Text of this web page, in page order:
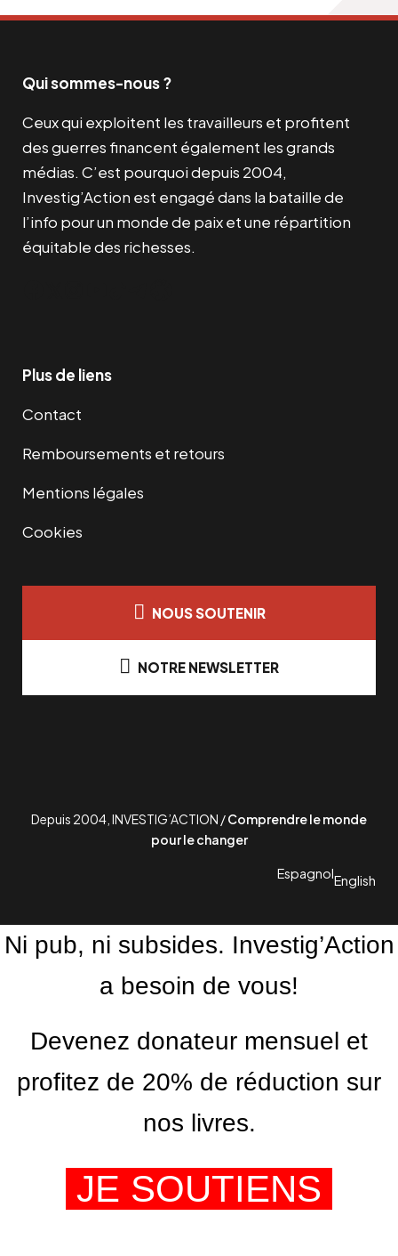
Qui sommes-nous ?
Ceux qui exploitent les travailleurs et profitent
des guerres financent également les grands
médias. C’est pourquoi depuis 2004,
Investig’Action est engagé dans la bataille de
l’info pour un monde de paix et une répartition
équitable des richesses.
Plus de liens
Contact
Remboursements et retours
Mentions légales
Cookies
NOUS SOUTENIR
NOTRE NEWSLETTER
Depuis 2004, INVESTIG’ACTION /Comprendre le monde
pour le changer
EspagnolEnglish
Ni pub, ni subsides. Investig’Action
a besoin de vous!
Devenez donateur mensuel et
profitez de 20% de réduction sur
nos livres.
JE SOUTIENS